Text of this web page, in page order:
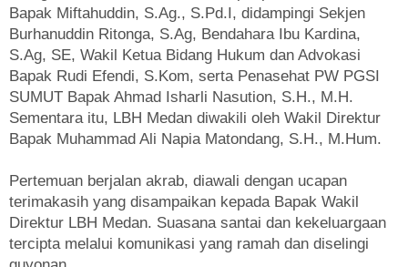
Bapak Miftahuddin, S.Ag., S.Pd.I, didampingi Sekjen
Burhanuddin Ritonga, S.Ag, Bendahara Ibu Kardina,
S.Ag, SE, Wakil Ketua Bidang Hukum dan Advokasi
Bapak Rudi Efendi, S.Kom, serta Penasehat PW PGSI
SUMUT Bapak Ahmad Isharli Nasution, S.H., M.H.
Sementara itu, LBH Medan diwakili oleh Wakil Direktur
Bapak Muhammad Ali Napia Matondang, S.H., M.Hum.
Pertemuan berjalan akrab, diawali dengan ucapan
terimakasih yang disampaikan kepada Bapak Wakil
Direktur LBH Medan. Suasana santai dan kekeluargaan
tercipta melalui komunikasi yang ramah dan diselingi